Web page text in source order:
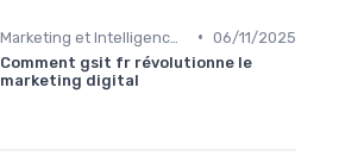
• 06/11/2025
Comment gsit fr révolutionne le
marketing digital